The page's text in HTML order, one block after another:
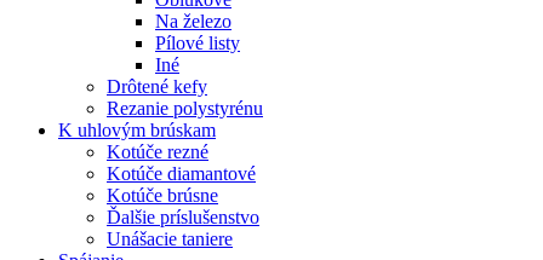
Na železo
Pílové listy
Iné
Drôtené kefy
Rezanie polystyrénu
K uhlovým brúskam
Kotúče rezné
Kotúče diamantové
Kotúče brúsne
Ďalšie príslušenstvo
Unášacie taniere